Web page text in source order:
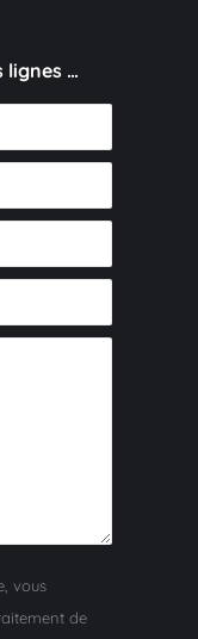
lignes …
vous
de